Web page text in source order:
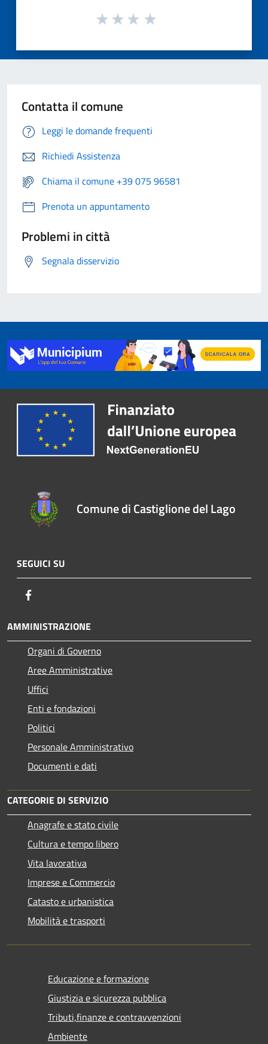
Contatta il comune
Leggi le domande frequenti
Richiedi Assistenza
Chiama il comune +39 075 96581
Prenota un appuntamento
Problemi in città
Segnala disservizio
Comune di Castiglione del Lago
SEGUICI SU
AMMINISTRAZIONE
Organi di Governo
Aree Amministrative
Uffici
Enti e fondazioni
Politici
Personale Amministrativo
Documenti e dati
CATEGORIE DI SERVIZIO
Anagrafe e stato civile
Cultura e tempo libero
Vita lavorativa
Imprese e Commercio
Catasto e urbanistica
Mobilità e trasporti
Educazione e formazione
Giustizia e sicurezza pubblica
Tributi,finanze e contravvenzioni
Ambiente